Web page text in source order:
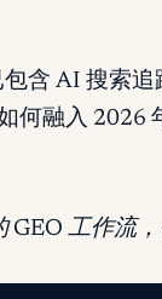
含 AI 搜索
融入
工作流